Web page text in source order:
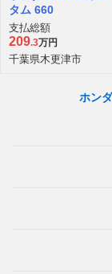
タム 660
支払総額
209.3万円
千葉県木更津市
ホン